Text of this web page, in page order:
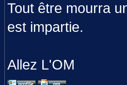
Tout être mourra
est impartie.
Allez L'OM